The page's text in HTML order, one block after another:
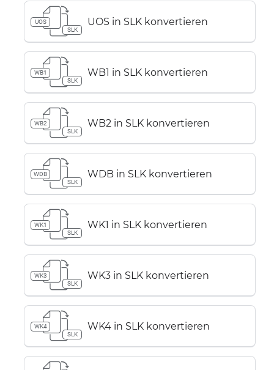
UOS
SLK
UOS in SLK konvertieren
WB1
SLK
WB1 in SLK konvertieren
WB2
SLK
WB2 in SLK konvertieren
WDB
SLK
WDB in SLK konvertieren
WK1
SLK
WK1 in SLK konvertieren
WK3
SLK
WK3 in SLK konvertieren
WK4
SLK
WK4 in SLK konvertieren